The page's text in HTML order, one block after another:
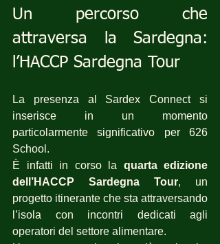
Un percorso che
attraversa la Sardegna:
l’HACCP Sardegna Tour
La presenza al Sardex Connect si
inserisce in un momento
particolarmente significativo per 626
School.
È infatti in corso la quarta edizione
dell’HACCP Sardegna Tour, un
progetto itinerante che sta attraversando
l’isola con incontri dedicati agli
operatori del settore alimentare.